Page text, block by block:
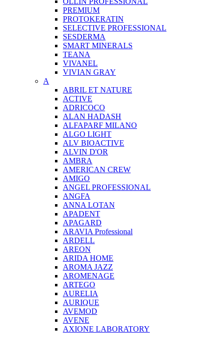
PREMIUM
PROTOKERATIN
SELECTIVE PROFESSIONAL
SESDERMA
SMART MINERALS
TEANA
VIVANEL
VIVIAN GRAY
A
ABRIL ET NATURE
ACTIVE
ADRICOCO
ALAN HADASH
ALFAPARF MILANO
ALGO LIGHT
ALV BIOACTIVE
ALVIN D'OR
AMBRA
AMERICAN CREW
AMIGO
ANGEL PROFESSIONAL
ANGFA
ANNA LOTAN
APADENT
APAGARD
ARAVIA Professional
ARDELL
AREON
ARIDA HOME
AROMA JAZZ
AROMENAGE
ARTEGO
AURELIA
AURIQUE
AVEMOD
AVENE
AXIONE LABORATORY